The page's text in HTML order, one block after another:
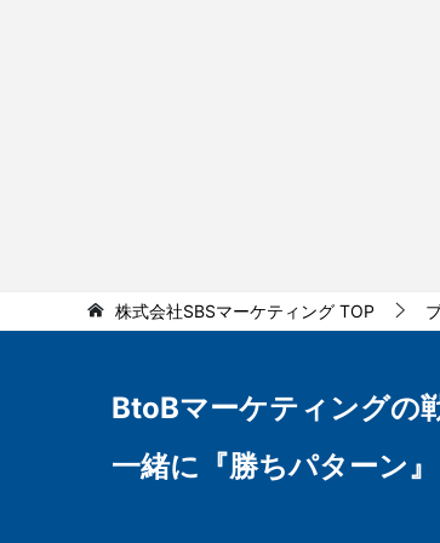
株式会社SBSマーケティング TOP
BtoBマーケティングの
一緒に『勝ちパターン』